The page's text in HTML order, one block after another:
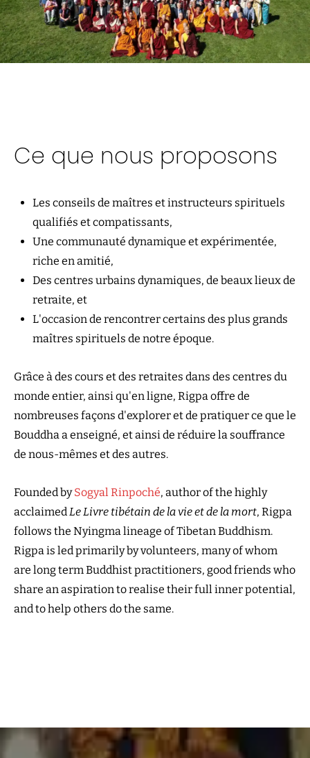
Ce que nous proposons
Les conseils de maîtres et instructeurs spirituels
qualifiés et compatissants,
Une communauté dynamique et expérimentée,
riche en amitié,
Des centres urbains dynamiques, de beaux lieux de
retraite, et
L'occasion de rencontrer certains des plus grands
maîtres spirituels de notre époque.
Grâce à des cours et des retraites dans des centres du
monde entier, ainsi qu'en ligne, Rigpa offre de
nombreuses façons d'explorer et de pratiquer ce que le
Bouddha a enseigné, et ainsi de réduire la souffrance
de nous-mêmes et des autres.
Founded bySogyal Rinpoché, author of the highly
acclaimed Le Livre tibétain de la vie et de la mort, Rigpa
follows the Nyingma lineage of Tibetan Buddhism.
Rigpa is led primarily by volunteers, many of whom
are long term Buddhist practitioners, good friends who
share an aspiration to realise their full inner potential,
and to help others do the same.